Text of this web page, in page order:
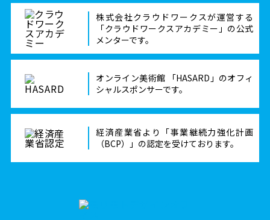
株式会社クラウドワークスが運営する
「クラウドワークスアカデミー」の公式
メンターです。
オンライン美術館 「HASARD」のオフィ
シャルスポンサーです。
経済産業省より「事業継続力強化計画
（BCP）」の認定を受けております。